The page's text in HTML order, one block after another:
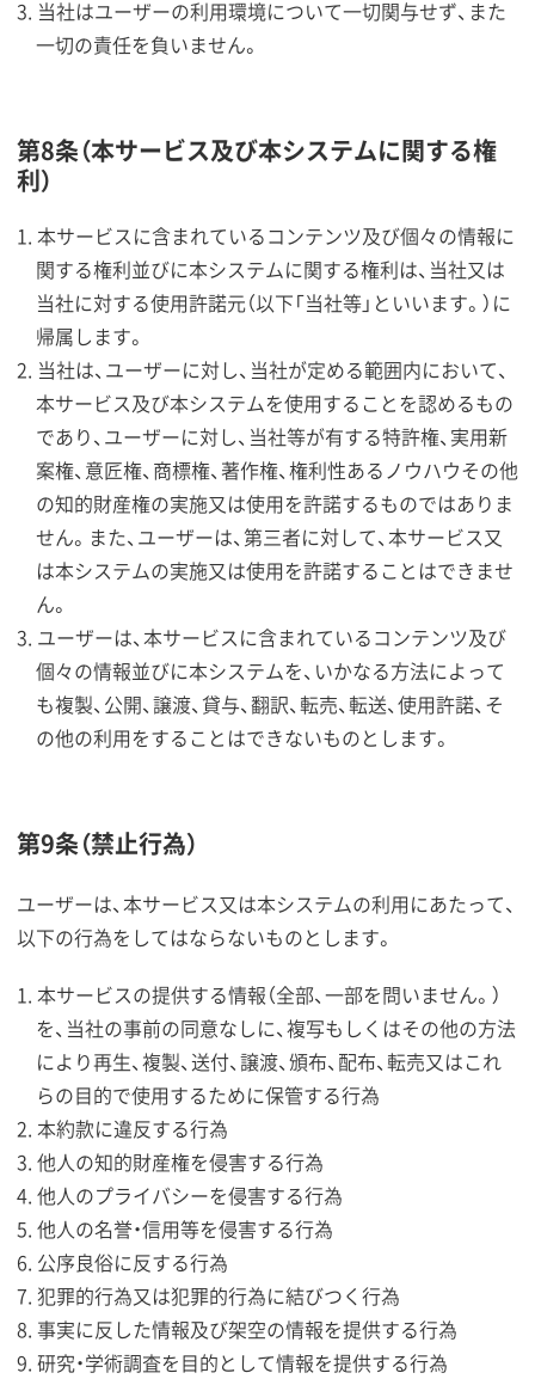
当社はユーザーの利用環境について一切関与せず、また
一切の責任を負いません。
第8条（本サービス及び本システムに関する権
利）
本サービスに含まれているコンテンツ及び個々の情報に
関する権利並びに本システムに関する権利は、当社又は
当社に対する使用許諾元（以下「当社等」といいます。）に
帰属します。
当社は、ユーザーに対し、当社が定める範囲内において、
本サービス及び本システムを使用することを認めるもの
であり、ユーザーに対し、当社等が有する特許権、実用新
案権、意匠権、商標権、著作権、権利性あるノウハウその他
の知的財産権の実施又は使用を許諾するものではありま
せん。また、ユーザーは、第三者に対して、本サービス又
は本システムの実施又は使用を許諾することはできませ
ん。
ユーザーは、本サービスに含まれているコンテンツ及び
個々の情報並びに本システムを、いかなる方法によって
も複製、公開、譲渡、貸与、翻訳、転売、転送、使用許諾、そ
の他の利用をすることはできないものとします。
第9条（禁止行為）
ユーザーは、本サービス又は本システムの利用にあたって、
以下の行為をしてはならないものとします。
本サービスの提供する情報（全部、一部を問いません。）
を、当社の事前の同意なしに、複写もしくはその他の方法
により再生、複製、送付、譲渡、頒布、配布、転売又はこれ
らの目的で使用するために保管する行為
本約款に違反する行為
他人の知的財産権を侵害する行為
他人のプライバシーを侵害する行為
他人の名誉・信用等を侵害する行為
公序良俗に反する行為
犯罪的行為又は犯罪的行為に結びつく行為
事実に反した情報及び架空の情報を提供する行為
研究・学術調査を目的として情報を提供する行為